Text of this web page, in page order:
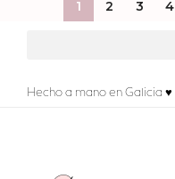
1 2 3 4
Hecho a mano en Galicia ♥